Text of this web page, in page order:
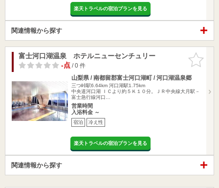
楽天トラベルの宿泊プランを見る
関連情報から探す
お気に入
りに追加
富士河口湖温泉 ホテルニューセンチュリー
-点/ 0 件
山梨県 / 南都留郡富士河口湖町 / 河口湖温泉郷
三つ峠駅6.64km 河口湖駅1.75km
中央道河口湖 ＩＣより約５Ｋ１０分。ＪＲ中央線大月駅－
富士急行線河口…
営業時間
入浴料金 ～
宿泊 冷え性
楽天トラベルの宿泊プランを見る
関連情報から探す